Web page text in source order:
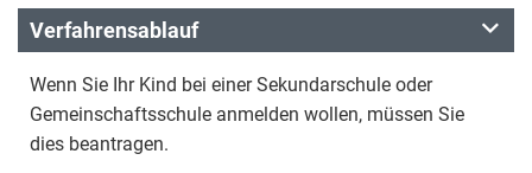
Verfahrensablauf
Wenn Sie Ihr Kind bei einer Sekundarschule oder
Gemeinschaftsschule anmelden wollen, müssen Sie
dies beantragen.